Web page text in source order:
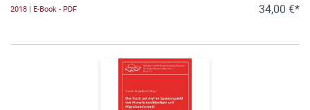
2018 | E-Book - PDF 34,00 €*